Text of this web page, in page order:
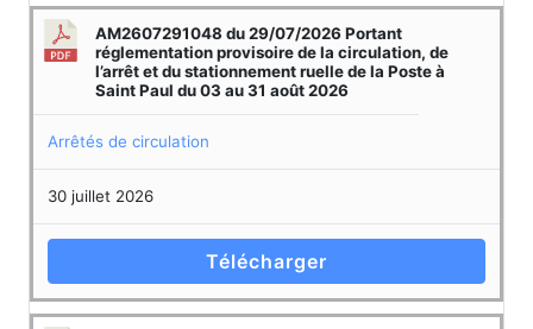
AM2607291048 du 29/07/2026 Portant
réglementation provisoire de la circulation, de
l’arrêt et du stationnement ruelle de la Poste à
Saint Paul du 03 au 31 août 2026
Arrêtés de circulation
30 juillet 2026
Télécharger